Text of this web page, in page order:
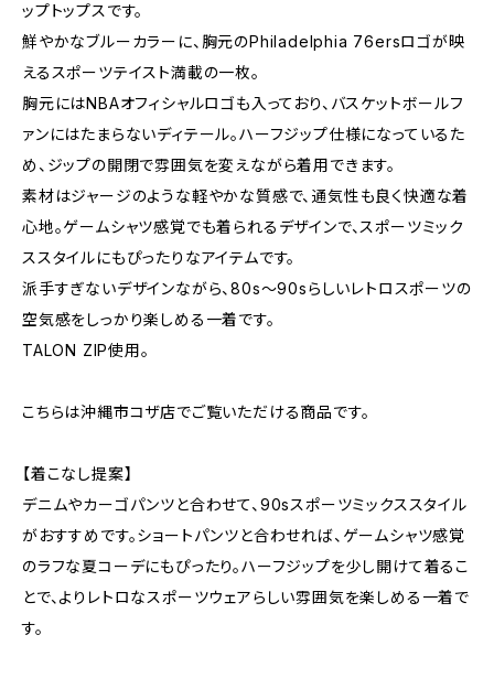
ップトップスです。
鮮やかなブルーカラーに、胸元のPhiladelphia 76ersロゴが映
えるスポーツテイスト満載の一枚。
胸元にはNBAオフィシャルロゴも入っており、バスケットボールフ
ァンにはたまらないディテール。ハーフジップ仕様になっているた
め、ジップの開閉で雰囲気を変えながら着用できます。
素材はジャージのような軽やかな質感で、通気性も良く快適な着
心地。ゲームシャツ感覚でも着られるデザインで、スポーツミック
ススタイルにもぴったりなアイテムです。
派手すぎないデザインながら、80s〜90sらしいレトロスポーツの
空気感をしっかり楽しめる一着です。
TALON ZIP使用。
こちらは沖縄市コザ店でご覧いただける商品です。
【着こなし提案】
デニムやカーゴパンツと合わせて、90sスポーツミックススタイル
がおすすめです。ショートパンツと合わせれば、ゲームシャツ感覚
のラフな夏コーデにもぴったり。ハーフジップを少し開けて着るこ
とで、よりレトロなスポーツウェアらしい雰囲気を楽しめる一着で
す。